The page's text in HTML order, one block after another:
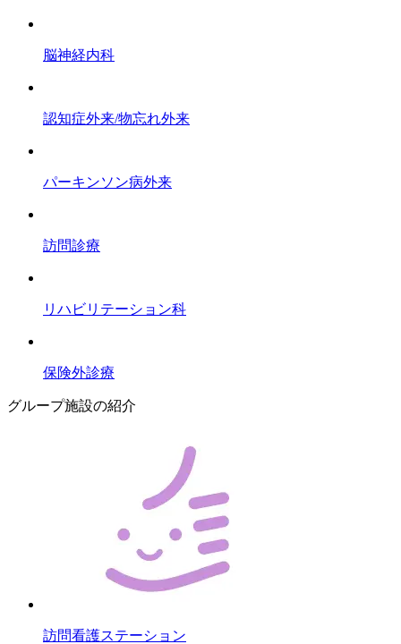
脳神経内科
認知症外来/物忘れ外来
パーキンソン病外来
訪問診療
リハビリテーション科
保険外診療
グループ施設の紹介
訪問看護ステーション